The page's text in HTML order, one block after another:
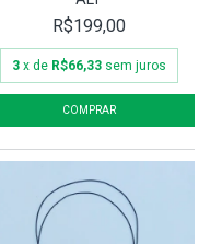
R$199,00
3 x de R$66,33 sem juros